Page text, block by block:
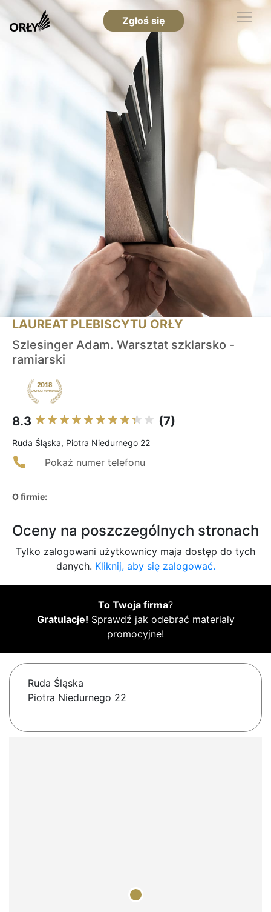
Zgłoś się
LAUREAT PLEBISCYTU ORŁY
Szlesinger Adam. Warsztat szklarsko -
ramiarski
8.3 (7)
Ruda Śląska, Piotra Niedurnego 22
Pokaż numer telefonu
O firmie:
Oceny na poszczególnych stronach
Tylko zalogowani użytkownicy maja dostęp do tych
danych. Kliknij, aby się zalogować.
To Twoja firma?
Gratulacje! Sprawdź jak odebrać materiały
promocyjne!
Ruda Śląska
Piotra Niedurnego 22